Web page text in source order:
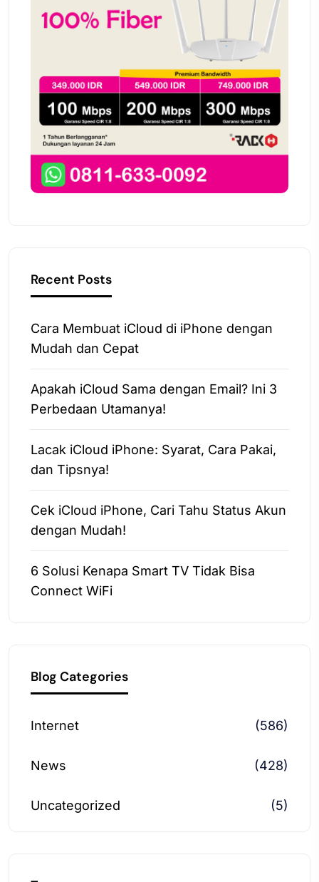
Recent Posts
Cara Membuat iCloud di iPhone dengan
Mudah dan Cepat
Apakah iCloud Sama dengan Email? Ini 3
Perbedaan Utamanya!
Lacak iCloud iPhone: Syarat, Cara Pakai,
dan Tipsnya!
Cek iCloud iPhone, Cari Tahu Status Akun
dengan Mudah!
6 Solusi Kenapa Smart TV Tidak Bisa
Connect WiFi
Blog Categories
Internet (586)
News (428)
Uncategorized (5)